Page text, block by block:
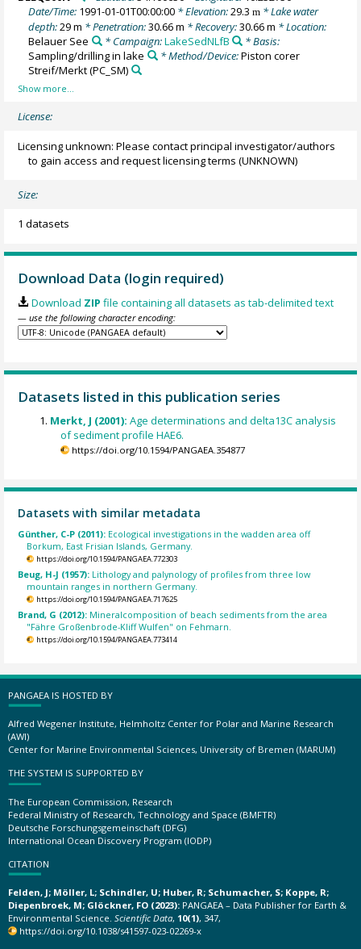
Date/Time: 1991-01-01T00:00:00 * Elevation:29.3m * Lake water
depth:29 m * Penetration:30.66 m * Recovery:30.66 m * Location:
Belauer See
* Campaign:LakeSedNLfB
* Basis:
Sampling/drilling in lake
* Method/Device:Piston corer
Streif/Merkt(PC_SM)
License:
Licensing unknown: Please contact principal investigator/authors
to gain access and request licensing terms (UNKNOWN)
Size:
1 datasets
Download Data (login required)
Download ZIP file containing all datasets as tab-delimited text
— use the following character encoding:
Datasets listed in this publication series
Merkt, J (2001):Age determinations and delta13C analysis
of sediment profile HAE6.
https://doi.org/10.1594/PANGAEA.354877
Datasets with similar metadata
Günther, C-P (2011): Ecological investigations in the wadden area off
Borkum, East Frisian Islands, Germany.
https://doi.org/10.1594/PANGAEA.772303
Beug, H-J (1957): Lithology and palynology of profiles from three low
mountain ranges in northern Germany.
https://doi.org/10.1594/PANGAEA.717625
Brand, G (2012): Mineralcomposition of beach sediments from the area
"Fähre Großenbrode-Kliff Wulfen" on Fehmarn.
https://doi.org/10.1594/PANGAEA.773414
PANGAEA IS HOSTED BY
Alfred Wegener Institute, Helmholtz Center for Polar and Marine Research
(AWI)
Center for Marine Environmental Sciences, University of Bremen (MARUM)
THE SYSTEM IS SUPPORTED BY
The European Commission, Research
Federal Ministry of Research, Technology and Space (BMFTR)
Deutsche Forschungsgemeinschaft (DFG)
International Ocean Discovery Program (IODP)
CITATION
Felden, J; Möller, L; Schindler, U; Huber, R; Schumacher, S; Koppe, R;
Diepenbroek, M; Glöckner, FO (2023): PANGAEA – Data Publisher for Earth &
Environmental Science. Scientific Data, 10(1), 347,
https://doi.org/10.1038/s41597-023-02269-x